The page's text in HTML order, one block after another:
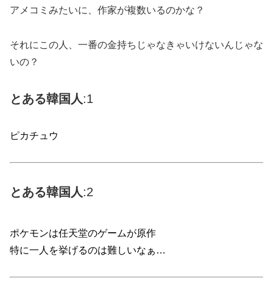
アメコミみたいに、作家が複数いるのかな？
それにこの人、一番の金持ちじゃなきゃいけないんじゃな
いの？
とある韓国人:1
ピカチュウ
とある韓国 人:2
ポケモンは任天堂のゲームが原作
特に一人を挙げるのは難しいなぁ…